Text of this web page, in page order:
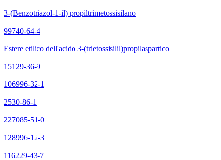
3-(Benzotriazol-1-il) propiltrimetossisilano
99740-64-4
Estere etilico dell'acido 3-(trietossisilil)propilaspartico
15129-36-9
106996-32-1
2530-86-1
227085-51-0
128996-12-3
116229-43-7